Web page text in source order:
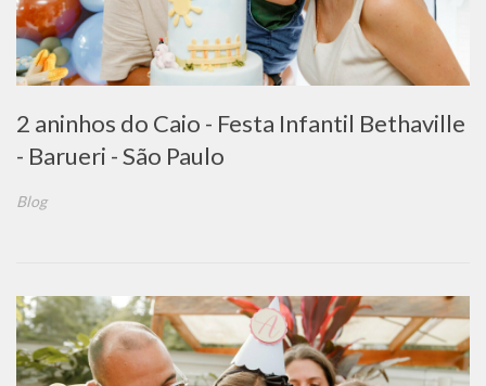
2 aninhos do Caio - Festa Infantil Bethaville
- Barueri - São Paulo
Blog